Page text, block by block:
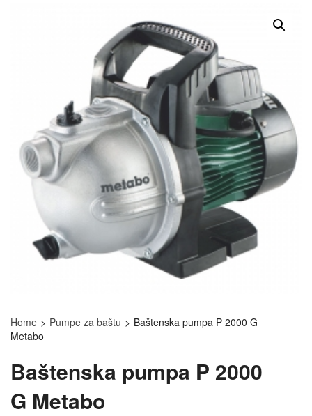
Home > Pumpe za baštu > Baštenska pumpa P 2000 G
Metabo
Baštenska pumpa P 2000
G Metabo